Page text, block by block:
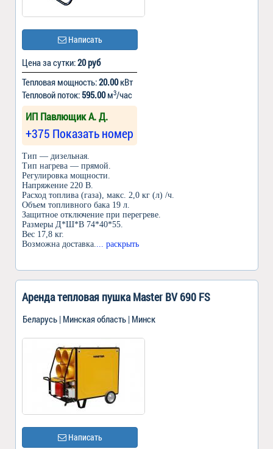
Написать
Цена за сутки:20 руб
Тепловая мощность:20.00кВт
Тепловой поток: 595.00м3/час
ИП Павлющик А. Д.
+375 Показать номер
Тип — дизельная.
Тип нагрева — прямой.
Регулировка мощности.
Напряжение 220 В.
Расход топлива (газа), макс. 2,0 кг (л) /ч.
Объем топливного бака 19 л.
Защитное отключение при перегреве.
Размеры Д*Ш*В 74*40*55.
Вес 17,8 кг.
Возможна доставка.... раскрыть
Аренда тепловая пушка Master BV 690 FS
Беларусь | Минская область | Минск
Написать